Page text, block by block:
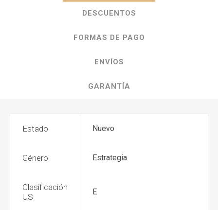
DESCUENTOS
FORMAS DE PAGO
ENVÍOS
GARANTÍA
Estado Nuevo
Género Estrategia
Clasificación
US
E